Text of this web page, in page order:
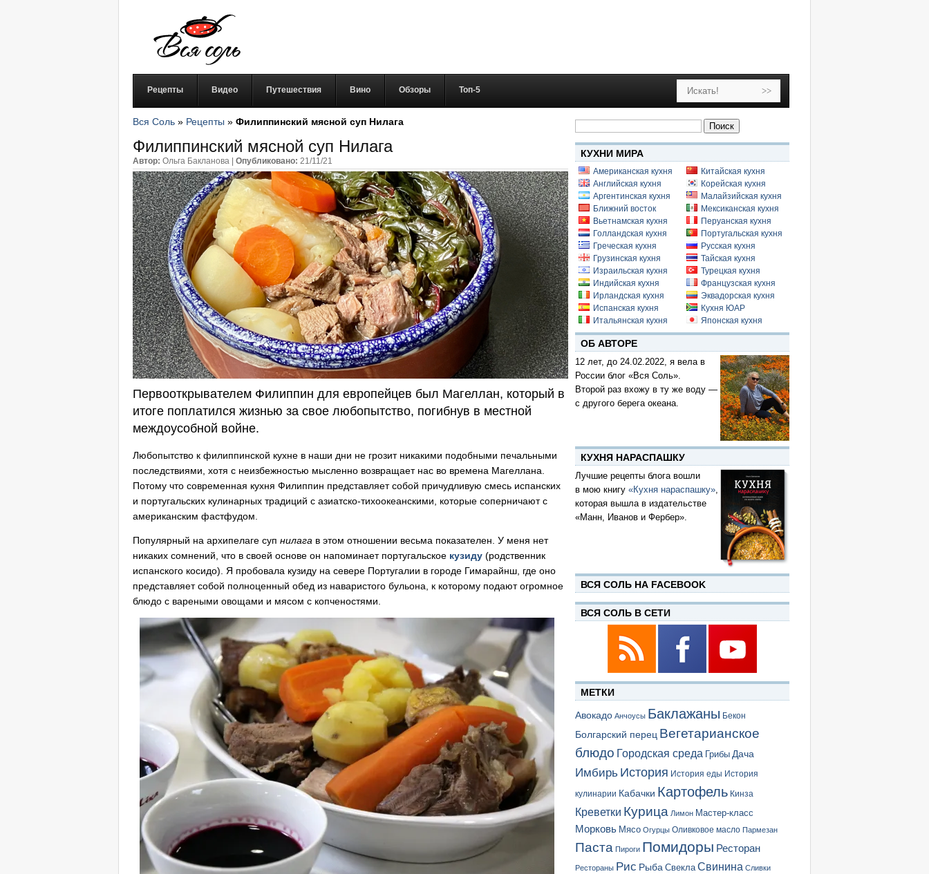
Рецепты Видео Путешествия Вино Обзоры Топ-5
Вся Соль » Рецепты » Филиппинский мясной суп Нилага
Филиппинский мясной суп Нилага
Автор: Ольга Бакланова | Опубликовано: 21/11/21
Первооткрывателем Филиппин для европейцев был Магеллан, который в
итоге поплатился жизнью за свое любопытство, погибнув в местной
междоусобной войне.
Любопытство к филиппинской кухне в наши дни не грозит никакими подобными печальными
последствиями, хотя с неизбежностью мысленно возвращает нас во времена Магеллана.
Потому что современная кухня Филиппин представляет собой причудливую смесь испанских
и португальских кулинарных традиций с азиатско-тихоокеанскими, которые соперничают с
американским фастфудом.
Популярный на архипелаге суп нилага в этом отношении весьма показателен. У меня нет
никаких сомнений, что в своей основе он напоминает португальское кузиду (родственник
испанского косидо). Я пробовала кузиду на севере Португалии в городе Гимарайнш, где оно
представляет собой полноценный обед из наваристого бульона, к которому подают огромное
блюдо с вареными овощами и мясом с копченостями.
Найти:
КУХНИ МИРА
Американская кухня
Английская кухня
Аргентинская кухня
Ближний восток
Вьетнамская кухня
Голландская кухня
Греческая кухня
Грузинская кухня
Израильская кухня
Индийская кухня
Ирландская кухня
Испанская кухня
Итальянская кухня
Китайская кухня
Корейская кухня
Малайзийская кухня
Мексиканская кухня
Перуанская кухня
Португальская кухня
Русская кухня
Тайская кухня
Турецкая кухня
Французская кухня
Эквадорская кухня
Кухня ЮАР
Японская кухня
ОБ АВТОРЕ
12 лет, до 24.02.2022, я вела в
России блог «Вся Соль».
Второй раз вхожу в ту же воду —
с другого берега океана.
КУХНЯ НАРАСПАШКУ
Лучшие рецепты блога вошли
в мою книгу «Кухня нараспашку»,
которая вышла в издательстве
«Манн, Иванов и Фербер».
ВСЯ СОЛЬ НА FACEBOOK
ВСЯ СОЛЬ В СЕТИ
МЕТКИ
Авокадо Анчоусы Баклажаны Бекон
Болгарский перец Вегетарианское
блюдо Городская среда Грибы Дача
Имбирь История История еды История
кулинарии Кабачки Картофель Кинза
Креветки Курица Лимон Мастер-класс
Морковь Мясо Огурцы Оливковое масло Пармезан
Паста Пироги Помидоры Ресторан
Рестораны Рис Рыба Свекла Свинина Сливки